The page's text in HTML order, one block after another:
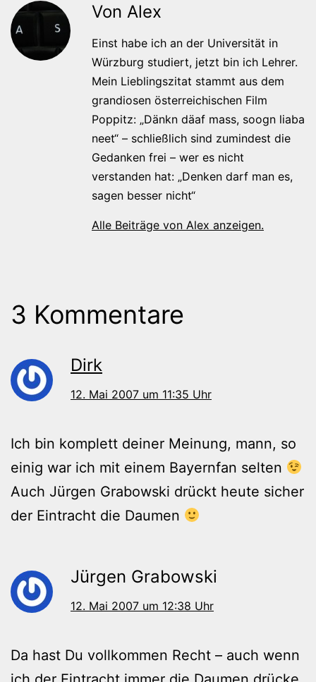
Von Alex
Einst habe ich an der Universität in
Würzburg studiert, jetzt bin ich Lehrer.
Mein Lieblingszitat stammt aus dem
grandiosen österreichischen Film
Poppitz: „Dänkn däaf mass, soogn liaba
neet“ – schließlich sind zumindest die
Gedanken frei – wer es nicht
verstanden hat: „Denken darf man es,
sagen besser nicht“
Alle Beiträge von Alex anzeigen.
3 Kommentare
Dirk
12. Mai 2007 um 11:35 Uhr
Ich bin komplett deiner Meinung, mann, so
einig war ich mit einem Bayernfan selten
Auch Jürgen Grabowski drückt heute sicher
der Eintracht die Daumen
Jürgen Grabowski
12. Mai 2007 um 12:38 Uhr
Da hast Du vollkommen Recht – auch wenn